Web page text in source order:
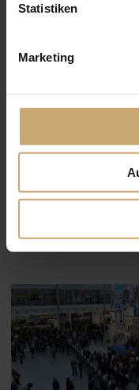
Statistiken
Marketing
Gruppe nimmt